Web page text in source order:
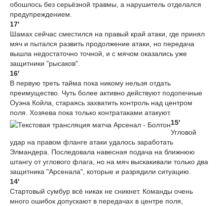
обошлось без серьёзной травмы, а нарушитель отделался
предупреждением.
17'
Шамах сейчас сместился на правый край атаки, где принял
мяч и пытался развить продолжение атаки, но передача
вышла недостаточно точной, и с мячом оказались уже
защитники "рысаков".
16'
В первую треть тайма пока никому нельзя отдать
преимущество. Чуть более активно действуют подопечные
Оуэна Койла, стараясь захватить контроль над центром
поля. Хозяева пока только контратаками атакуют.
15'
Угловой
удар на правом фланге атаки удалось заработать
Элмандера. Последовала навесная подача на ближнюю
штангу от углового флага, но на мяч выскакивали только два
защитника "Арсенала", которые и разрядили ситуацию.
14'
Стартовый сумбур всё никак не сникнет. Команды очень
много ошибок допускают в передачах в центре поля,